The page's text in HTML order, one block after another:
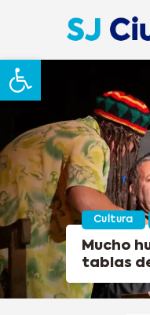
Abrir barra
Cultura
Mucho
tablas